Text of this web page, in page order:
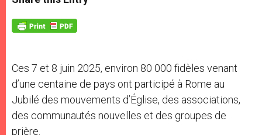
s
p
p
e
g
e
b
o
k
Ces 7 et 8 juin 2025, environ 80 000 fidèles venant
d’une centaine de pays ont participé à Rome au
Jubilé des mouvements d’Église, des associations,
des communautés nouvelles et des groupes de
prière.